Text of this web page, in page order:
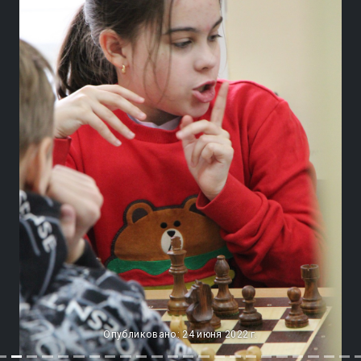
Опубликовано: 24 июня 2022 г.